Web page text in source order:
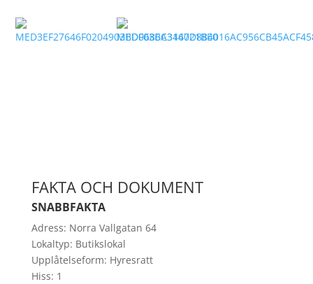
FAKTA OCH DOKUMENT
SNABBFAKTA
Adress: Norra Vallgatan 64
Lokaltyp: Butikslokal
Upplåtelseform: Hyresratt
Hiss: 1